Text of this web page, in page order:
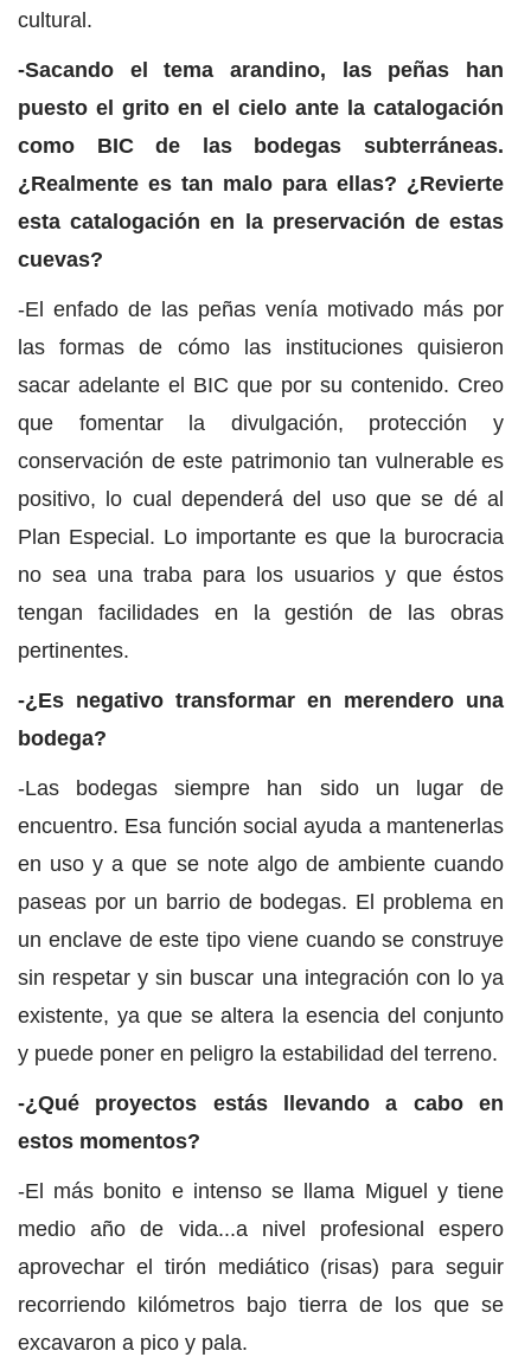
cultural.
-Sacando el tema arandino, las peñas han
puesto el grito en el cielo ante la catalogación
como BIC de las bodegas subterráneas.
¿Realmente es tan malo para ellas? ¿Revierte
esta catalogación en la preservación de estas
cuevas?
-El enfado de las peñas venía motivado más por
las formas de cómo las instituciones quisieron
sacar adelante el BIC que por su contenido. Creo
que fomentar la divulgación, protección y
conservación de este patrimonio tan vulnerable es
positivo, lo cual dependerá del uso que se dé al
Plan Especial. Lo importante es que la burocracia
no sea una traba para los usuarios y que éstos
tengan facilidades en la gestión de las obras
pertinentes.
-¿Es negativo transformar en merendero una
bodega?
-Las bodegas siempre han sido un lugar de
encuentro. Esa función social ayuda a mantenerlas
en uso y a que se note algo de ambiente cuando
paseas por un barrio de bodegas. El problema en
un enclave de este tipo viene cuando se construye
sin respetar y sin buscar una integración con lo ya
existente, ya que se altera la esencia del conjunto
y puede poner en peligro la estabilidad del terreno.
-¿Qué proyectos estás llevando a cabo en
estos momentos?
-El más bonito e intenso se llama Miguel y tiene
medio año de vida...a nivel profesional espero
aprovechar el tirón mediático (risas) para seguir
recorriendo kilómetros bajo tierra de los que se
excavaron a pico y pala.